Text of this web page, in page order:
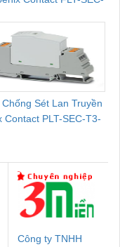
Sét Lan Truyền
Contact PLT-SEC-T3-
Công ty TNHH